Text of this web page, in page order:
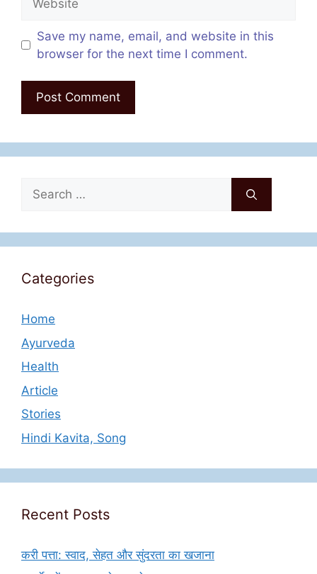
Save my name, email, and website in this
browser for the next time I comment.
Search
for:
Categories
Home
Ayurveda
Health
Article
Stories
Hindi Kavita, Song
Recent Posts
करी पत्ता: स्वाद, सेहत और सुंदरता का खजाना